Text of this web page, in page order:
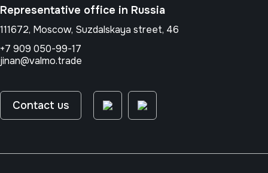
Representative office in Russia
111672, Moscow, Suzdalskaya street, 46
+7 909 050-99-17
jinan@valmo.trade
Contact us